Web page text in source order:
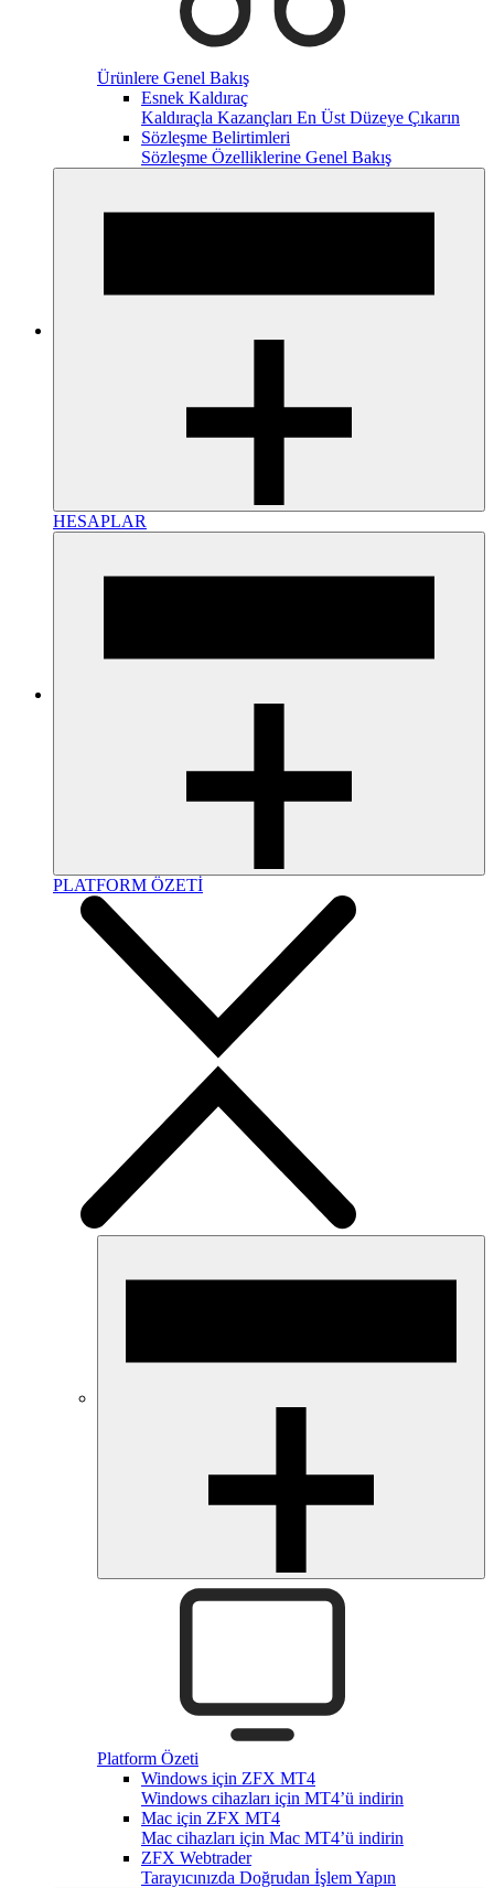
Ürünlere Genel Bakış
Esnek Kaldıraç
Kaldıraçla Kazançları En Üst Düzeye Çıkarın
Sözleşme Belirtimleri
Sözleşme Özelliklerine Genel Bakış
HESAPLAR
PLATFORM ÖZETİ
Platform Özeti
Windows için ZFX MT4
Windows cihazları için MT4’ü indirin
Mac için ZFX MT4
Mac cihazları için Mac MT4’ü indirin
ZFX Webtrader
Tarayıcınızda Doğrudan İşlem Yapın